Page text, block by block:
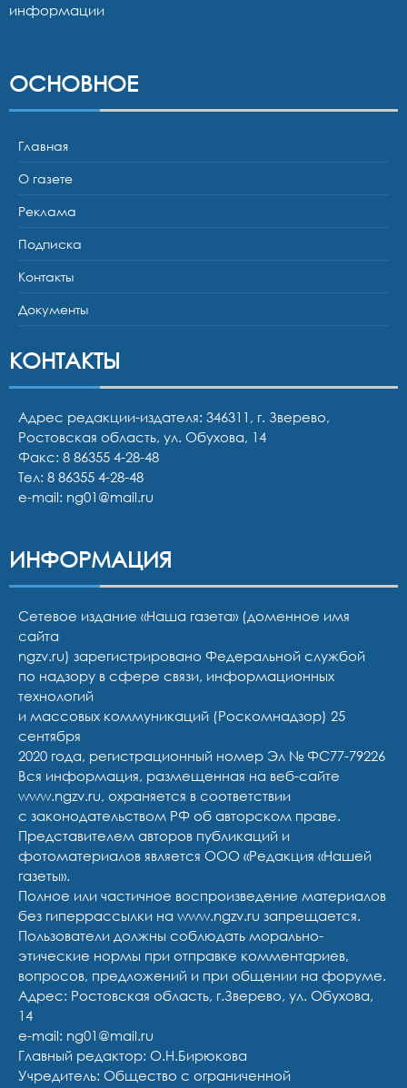
информации
ОСНОВНОЕ
Главная
О газете
Реклама
Подписка
Контакты
Документы
КОНТАКТЫ
Адрес редакции-издателя: 346311, г. Зверево,
Ростовская область, ул. Обухова, 14
Факс: 8 86355 4-28-48
Тел: 8 86355 4-28-48
e-mail: ng01@mail.ru
ИНФОРМАЦИЯ
Сетевое издание «Наша газета» (доменное имя
сайта
ngzv.ru) зарегистрировано Федеральной службой
по надзору в сфере связи, информационных
технологий
и массовых коммуникаций (Роскомнадзор) 25
сентября
2020 года, регистрационный номер Эл № ФС77-79226
Вся информация, размещенная на веб-сайте
www.ngzv.ru, охраняется в соответствии
с законодательством РФ об авторском праве.
Представителем авторов публикаций и
фотоматериалов является ООО «Редакция «Нашей
газеты».
Полное или частичное воспроизведение материалов
без гиперрассылки на www.ngzv.ru запрещается.
Пользователи должны соблюдать морально-
этические нормы при отправке комментариев,
вопросов, предложений и при общении на форуме.
Адрес: Ростовская область, г.Зверево, ул. Обухова,
14
e-mail: ng01@mail.ru
Главный редактор: О.Н.Бирюкова
Учредитель: Общество с ограниченной